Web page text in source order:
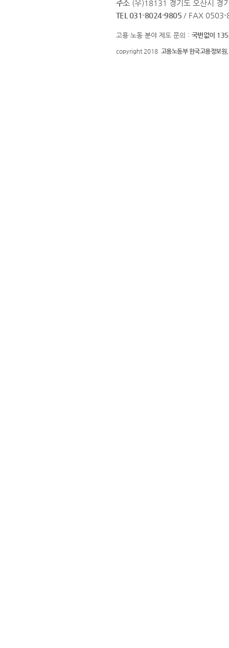
주소 (우)18131 경기도 오산시 경
TEL 031-8024-9805 / FAX
고용·노동 분야 제도 문의 : 국번없이
copyright 2018 고용노동부 한국고용정보원.